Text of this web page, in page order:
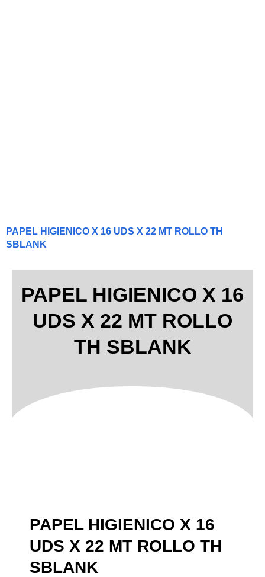
PAPEL HIGIENICO X 16 UDS X 22 MT ROLLO TH
SBLANK
PAPEL HIGIENICO X 16
UDS X 22 MT ROLLO
TH SBLANK
PAPEL HIGIENICO X 16
UDS X 22 MT ROLLO TH
SBLANK